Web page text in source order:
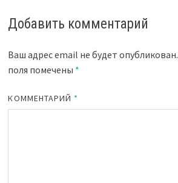
Добавить комментарий
Ваш адрес email не будет опубликован.
поля помечены *
КОММЕНТАРИЙ *